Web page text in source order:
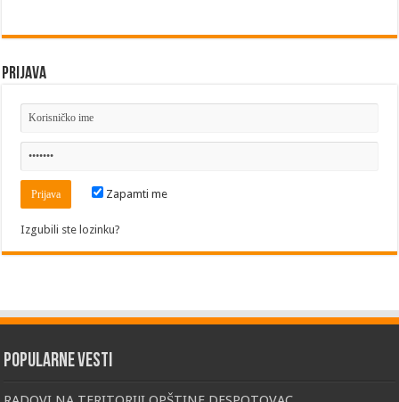
Prijava
Zapamti me
Izgubili ste lozinku?
Popularne vesti